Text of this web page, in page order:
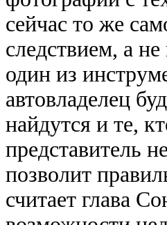
сейчас то же
следствием, а
один из
автовладелец
найдутся и те,
представитель
позволит
считает глава